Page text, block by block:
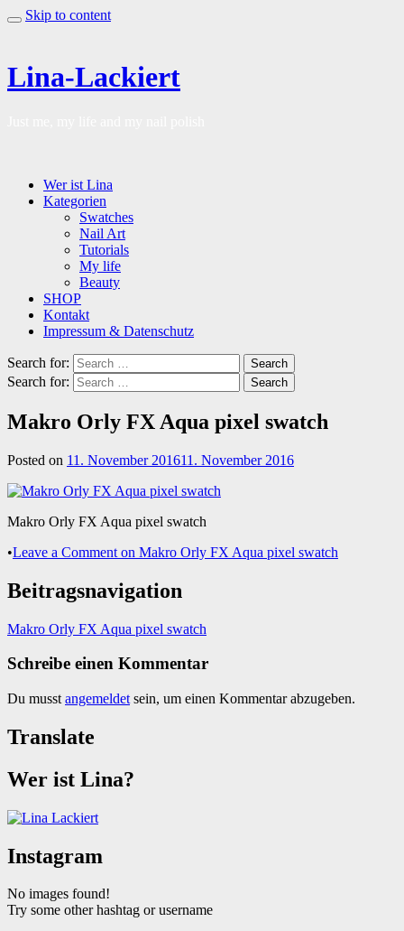
Skip to content
Lina-Lackiert
Wer ist Lina
Kategorien
Swatches
Nail Art
Tutorials
My life
Beauty
SHOP
Kontakt
Impressum & Datenschutz
Search for: Search
Search for: Search
Makro Orly FX Aqua pixel swatch
Posted on 11. November 201611. November 2016
Makro Orly FX Aqua pixel swatch
•Leave a Comment on Makro Orly FX Aqua pixel swatch
Beitragsnavigation
Makro Orly FX Aqua pixel swatch
Schreibe einen Kommentar
Du musst angemeldet sein, um einen Kommentar abzugeben.
Translate
Wer ist Lina?
Instagram
No images found!
Try some other hashtag or username